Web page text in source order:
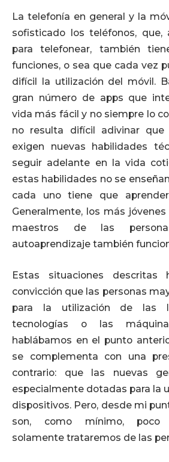
La telefonía en general y la
sofisticado los teléfonos, que,
para telefonear, también
funciones, o sea que cada vez
difícil la utilización del móvil.
gran número de apps que
vida más fácil y no siempre lo
no resulta difícil adivinar
exigen nuevas habilidades
seguir adelante en la vida
estas habilidades no se
cada uno tiene que
Generalmente, los más
maestros de las
autoaprendizaje también
Estas situaciones descritas
convicción que las personas
para la utilización de las
tecnologías o las
hablábamos en el punto
se complementa con una
contrario: que las nuevas
especialmente dotadas para la
dispositivos. Pero, desde mi
son, como mínimo, poco
solamente trataremos de las